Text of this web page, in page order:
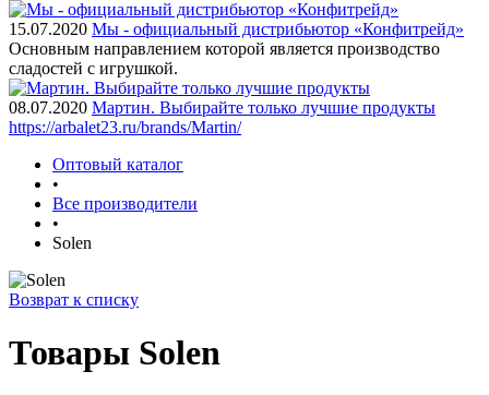
15.07.2020 Мы - официальный дистрибьютор «Конфитрейд»
Основным направлением которой является производство
сладостей с игрушкой.
08.07.2020 Мартин. Выбирайте только лучшие продукты
https://arbalet23.ru/brands/Martin/
Оптовый каталог
•
Все производители
•
Solen
Возврат к списку
Товары Solen